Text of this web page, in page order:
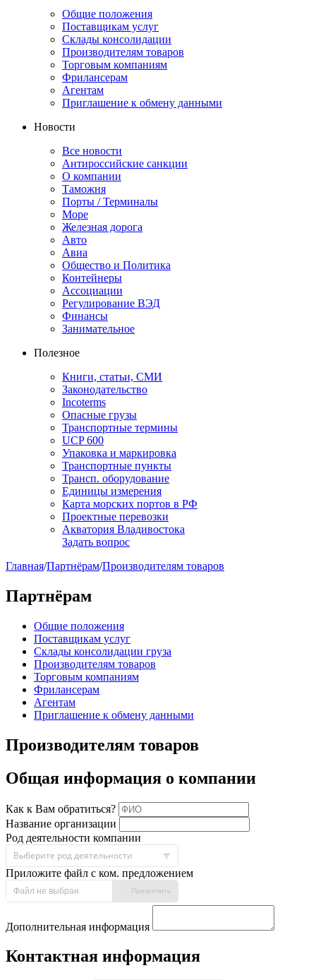
Общие положения
Поставщикам услуг
Склады консолидации
Производителям товаров
Торговым компаниям
Фрилансерам
Агентам
Приглашение к обмену данными
Новости
Все новости
Антироссийские санкции
О компании
Таможня
Порты / Терминалы
Море
Железная дорога
Авто
Авиа
Общество и Политика
Контейнеры
Ассоциации
Регулирование ВЭД
Финансы
Занимательное
Полезное
Книги, статьи, СМИ
Законодательство
Incoterms
Опасные грузы
Транспортные термины
UCP 600
Упаковка и маркировка
Транспортные пункты
Трансп. оборудование
Единицы измерения
Карта морских портов в РФ
Проектные перевозки
Акватория Владивостока
Задать вопрос
Главная/Партнёрам/Производителям товаров
Партнёрам
Общие положения
Поставщикам услуг
Склады консолидации груза
Производителям товаров
Торговым компаниям
Фрилансерам
Агентам
Приглашение к обмену данными
Производителям товаров
Общая информация о компании
Как к Вам обратиться?
Название организации
Род деятельности компании
Выберите род деятельности
Приложите файл с ком. предложением
Файл не выбран Прикрепить
Дополнительная информация
Контактная информация